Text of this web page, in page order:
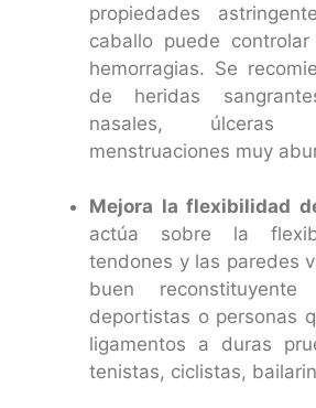
propiedades
caballo puede
hemorragias. Se
de heridas
nasales, úlceras
menstruaciones muy
Mejora la flexibilidad
actúa sobre la
tendones y las paredes
buen
deportistas o personas
ligamentos a duras
tenistas, ciclistas,